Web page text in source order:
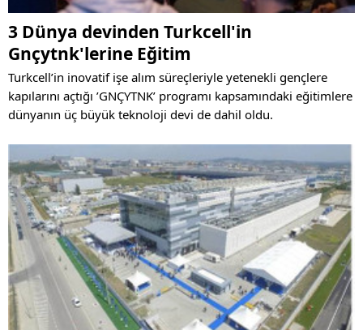
3 Dünya devinden Turkcell'in
Gnçytnk'lerine Eğitim
Turkcell’in inovatif işe alım süreçleriyle yetenekli gençlere
kapılarını açtığı ’GNÇYTNK’ programı kapsamındaki eğitimlere
dünyanın üç büyük teknoloji devi de dahil oldu.